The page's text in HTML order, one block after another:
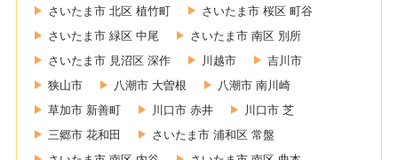
さいたま市 北区 植竹町
さいたま市 桜区 町谷
さいたま市 緑区 中尾
さいたま市 南区 別所
さいたま市 見沼区 深作
川越市
吉川市
狭山市
八潮市 大曽根
八潮市 南川崎
草加市 新善町
川口市 赤井
川口市 芝
三郷市 花和田
さいたま市 浦和区 常盤